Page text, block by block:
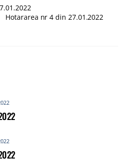
Hotararea nr 4 din 27.01.2022